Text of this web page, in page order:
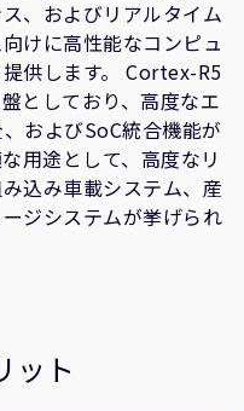
reception]
、およびリアルタイム
けに高性能なコンピュ
供します。 Cortex-R5
としており、高度なエ
およびSoC統合機能が
用途として、高度なリ
込み車載システム、産
ジシステムが挙げられ
ット